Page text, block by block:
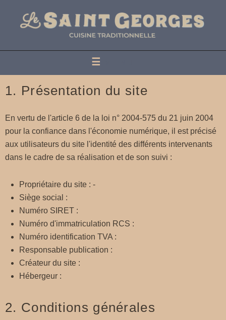
LE SAINT GEORGES
1. Présentation du site
En vertu de l'article 6 de la loi n° 2004-575 du 21 juin 2004
pour la confiance dans l'économie numérique, il est précisé
aux utilisateurs du site l'identité des différents intervenants
dans le cadre de sa réalisation et de son suivi :
Propriétaire du site : -
Siège social :
Numéro SIRET :
Numéro d'immatriculation RCS :
Numéro identification TVA :
Responsable publication :
Créateur du site :
Hébergeur :
2. Conditions générales